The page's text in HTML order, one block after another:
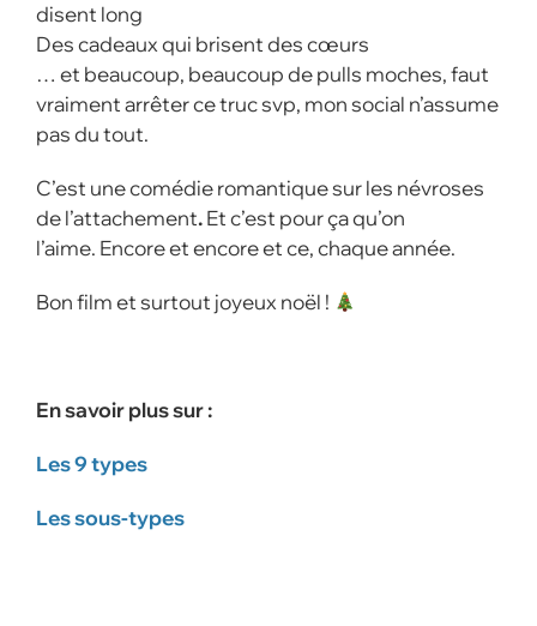
disent long
Des cadeaux qui brisent des cœurs
… et beaucoup, beaucoup de pulls moches, faut
vraiment arrêter ce truc svp, mon social n’assume
pas du tout.
C’est une comédie romantique sur les névroses
de l’attachement.Et c’est pour ça qu’on
l’aime. Encore et encore et ce, chaque année.
Bon film et surtout joyeux noël !
En savoir plus sur :
Les 9 types
Les sous-types